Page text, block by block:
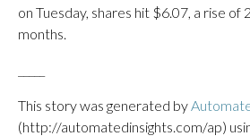
on Tuesday, shares hit $6.07, a rise of
months.
This story was generated by
(http://automatedinsights.com/ap)